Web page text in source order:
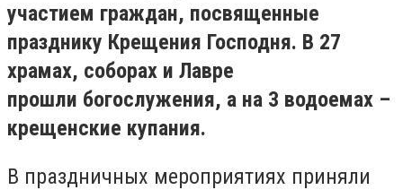
участием граждан, посвященные
празднику Крещения Господня. В 27
храмах, соборах и Лавре
прошли богослужения, а на 3 водоемах –
крещенские купания.
В праздничных мероприятиях приняли